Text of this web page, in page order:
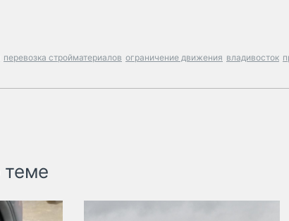
перевозка стройматериалов ограничение движения владивосток
теме